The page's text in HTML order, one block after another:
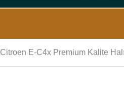
Citroen E-C4x Premium Kalite